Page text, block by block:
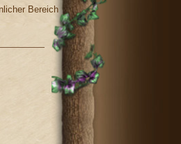
Bereich